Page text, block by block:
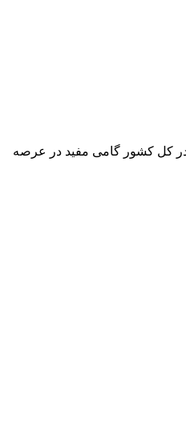
در کل کشور گامی مفید در عرصه